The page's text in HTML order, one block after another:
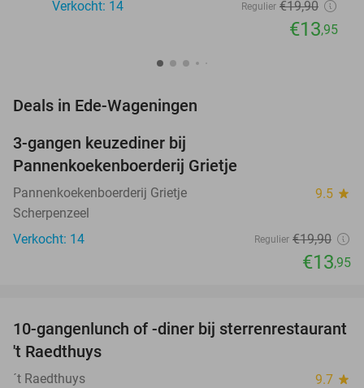
Verkocht: 14 Regulier €19,90
€13,95
Deals in Ede-Wageningen
NEW
TODAY
3-gangen keuzediner bij
Pannenkoekenboerderij Grietje
Pannenkoekenboerderij Grietje 9.5 star
Scherpenzeel
Verkocht: 14
Regulier €19,90
€13,95
48%
NEW
TODAY
10-gangenlunch of -diner bij sterrenrestaurant
't Raedthuys
´t Raedthuys 9.7 star